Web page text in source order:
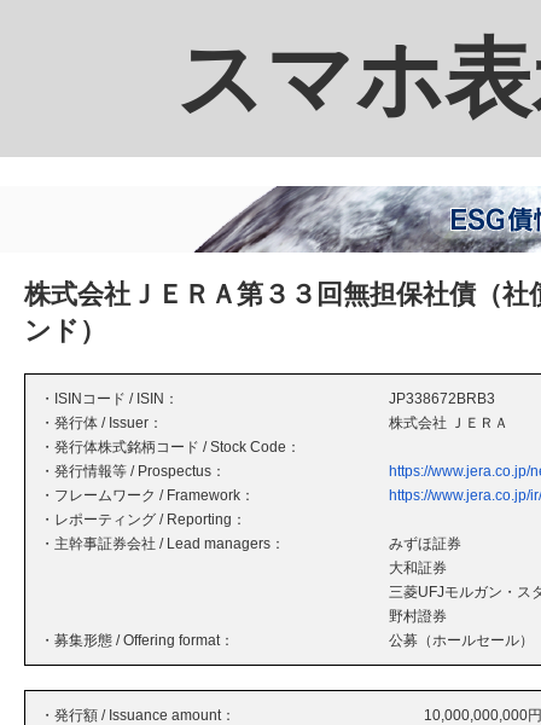
スマホ
株式会社ＪＥＲＡ第３３回無担保社債（
ンド）
・ISINコード / ISIN：
JP338672BRB3
・発行体 / Issuer：
株式会社 ＪＥＲＡ
・発行体株式銘柄コード / Stock Code：
・発行情報等 / Prospectus：
https://www.jera.co.jp/
・フレームワーク / Framework：
https://www.jera.co.jp/
・レポーティング / Reporting：
・主幹事証券会社 / Lead managers：
みずほ証券
大和証券
三菱UFJモルガン・ス
野村證券
・募集形態 / Offering format：
公募（ホールセール）
・発行額 / Issuance amount：
10,000,000,000円